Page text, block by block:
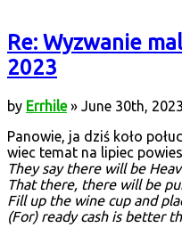
Re: Wyzwanie
2023
by Errhile» June 30th,
Panowie, ja dziś koło
wiec temat na lipiec
They say there will be
That there, there will be
Fill up the wine cup and
(For) ready cash is better